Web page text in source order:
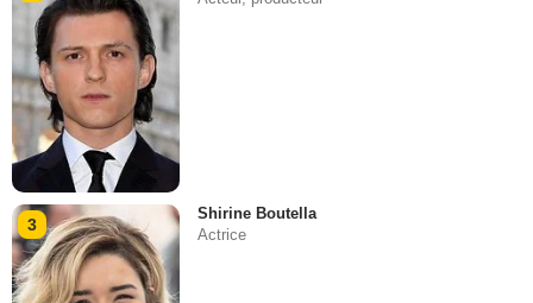
3
Shirine Boutella
Actrice